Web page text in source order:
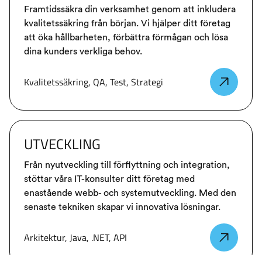
Framtidssäkra din verksamhet genom att inkludera
kvalitetssäkring från början. Vi hjälper ditt företag
att öka hållbarheten, förbättra förmågan och lösa
dina kunders verkliga behov.
Kvalitetssäkring, QA, Test, Strategi
UTVECKLING
Från nyutveckling till förflyttning och integration,
stöttar våra IT-konsulter ditt företag med
enastående webb- och systemutveckling. Med den
senaste tekniken skapar vi innovativa lösningar.
Arkitektur, Java, .NET, API